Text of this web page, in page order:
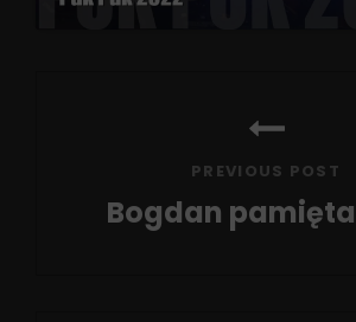
PREVIOUS POST
Bogdan